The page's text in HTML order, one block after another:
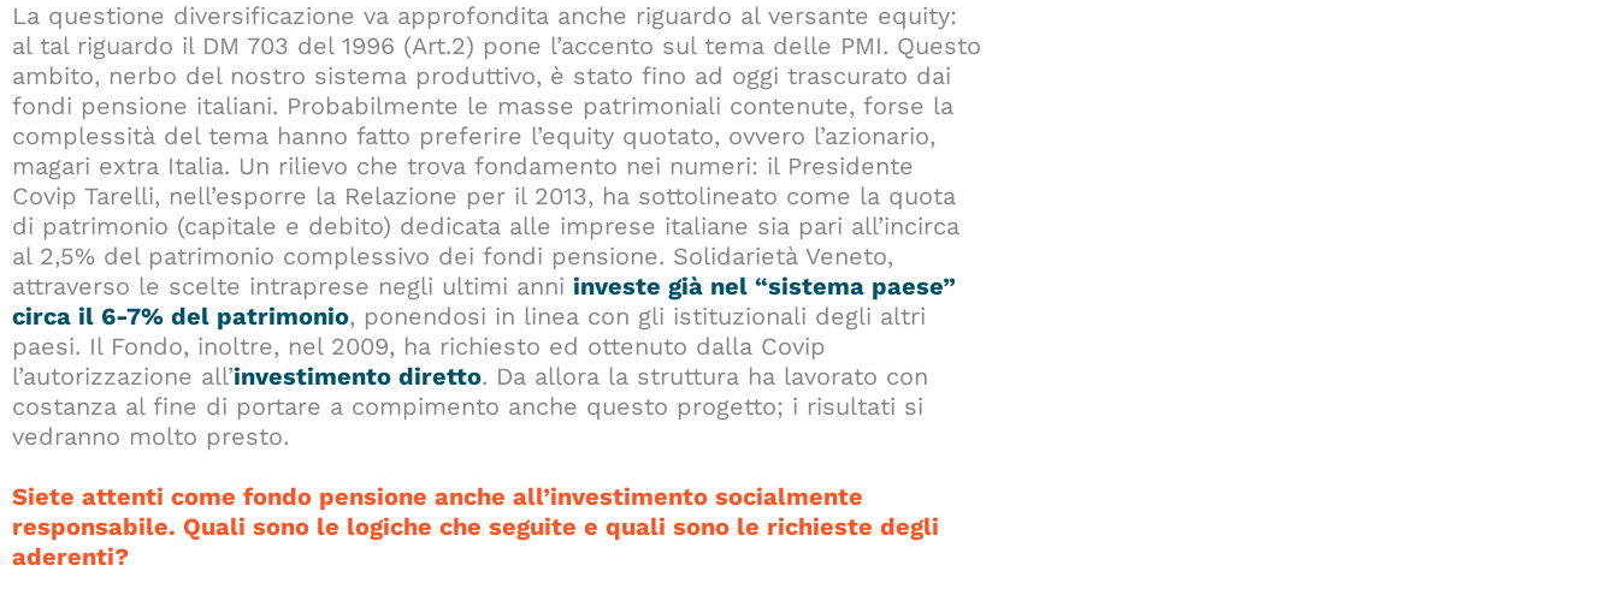
La questione diversificazione va approfondita anche riguardo al versante equity:
al tal riguardo il DM 703 del 1996 (Art.2) pone l’accento sul tema delle PMI. Questo
ambito, nerbo del nostro sistema produttivo, è stato fino ad oggi trascurato dai
fondi pensione italiani. Probabilmente le masse patrimoniali contenute, forse la
complessità del tema hanno fatto preferire l’equity quotato, ovvero l’azionario,
magari extra Italia. Un rilievo che trova fondamento nei numeri: il Presidente
Covip Tarelli, nell’esporre la Relazione per il 2013, ha sottolineato come la quota
di patrimonio (capitale e debito) dedicata alle imprese italiane sia pari all’incirca
al 2,5% del patrimonio complessivo dei fondi pensione. Solidarietà Veneto,
attraverso le scelte intraprese negli ultimi anni investe già nel “sistema paese”
circa il 6-7% del patrimonio, ponendosi in linea con gli istituzionali degli altri
paesi. Il Fondo, inoltre, nel 2009, ha richiesto ed ottenuto dalla Covip
l’autorizzazione all’investimento diretto. Da allora la struttura ha lavorato con
costanza al fine di portare a compimento anche questo progetto; i risultati si
vedranno molto presto.
Siete attenti come fondo pensione anche all’investimento socialmente
responsabile. Quali sono le logiche che seguite e quali sono le richieste degli
aderenti?